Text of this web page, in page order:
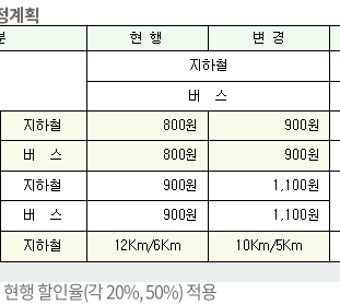
계획
행 할인율(각 20%, 50%) 적용